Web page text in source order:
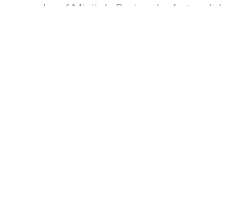
auch auf Minijob-Basis oder festen Job